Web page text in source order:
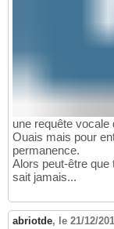
une requête
Ouais mais pour
permanence.
Alors peut-être
sait jamais...
abriotde, le 21/12/